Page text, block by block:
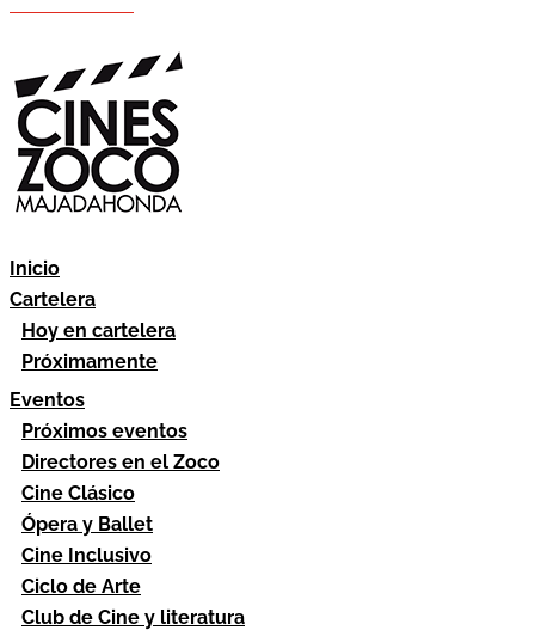
Inicio
Cartelera
Hoy en cartelera
Próximamente
Eventos
Próximos eventos
Directores en el Zoco
Cine Clásico
Ópera y Ballet
Cine Inclusivo
Ciclo de Arte
Club de Cine y literatura